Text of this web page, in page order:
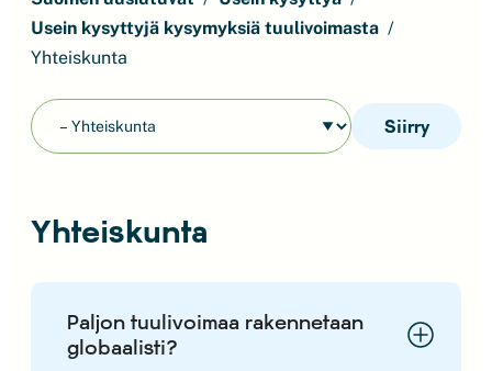
Usein kysyttyjä kysymyksiä tuulivoimasta
Yhteiskunta
Siirry
Yhteiskunta
Paljon tuulivoimaa rakennetaan
globaalisti?